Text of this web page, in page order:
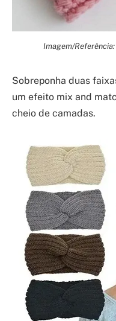
Imagem/
Sobreponha duas
um efeito mix and
cheio de camadas.